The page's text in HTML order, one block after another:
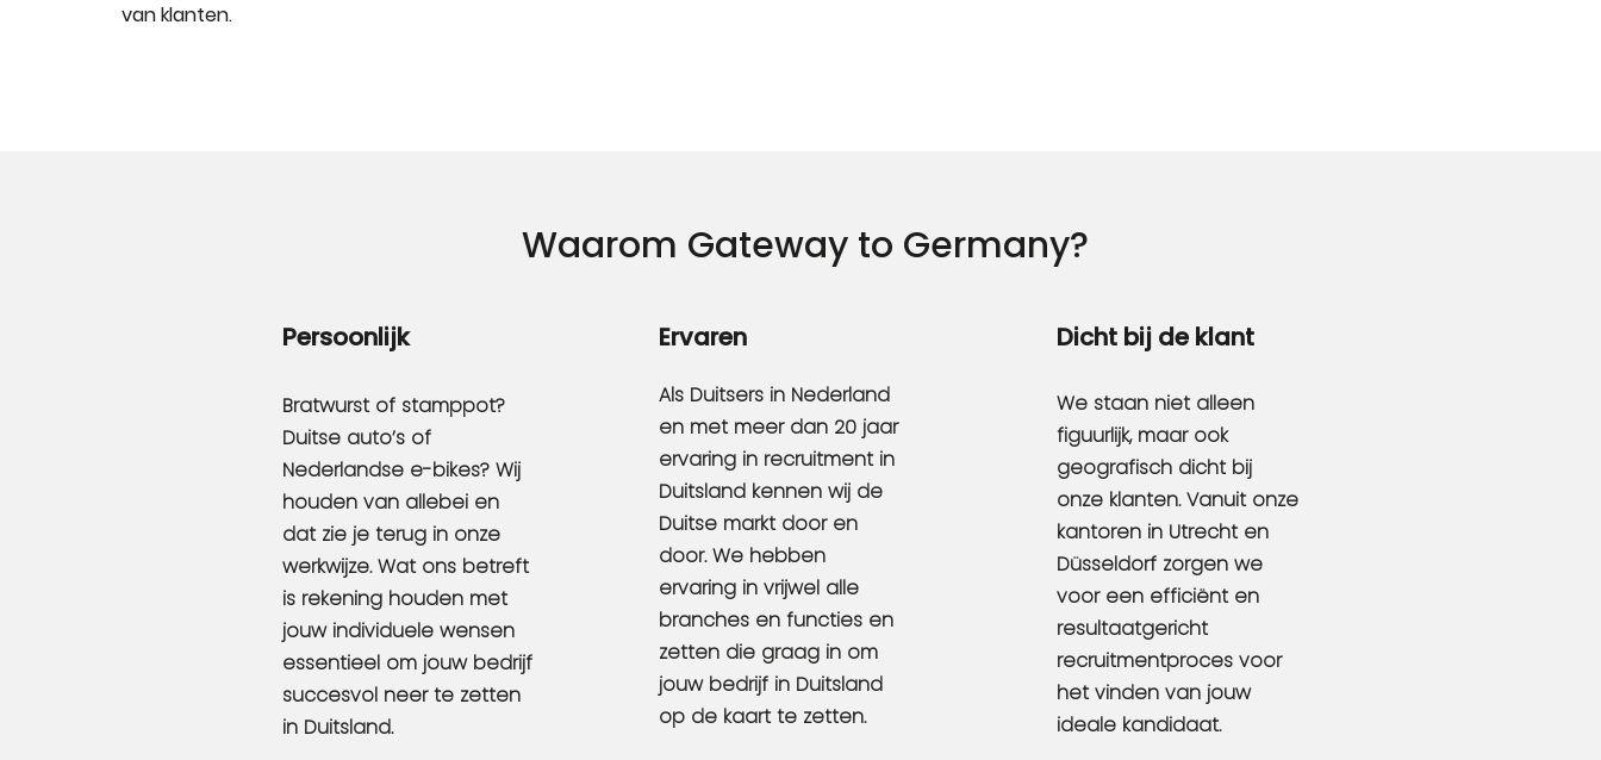
van klanten.
Persoonlijk
Bratwurst of stamppot?
Duitse auto’s of
Nederlandse e-bikes? Wij
houden van allebei en
dat zie je terug in onze
werkwijze. Wat ons betreft
is rekening houden met
jouw individuele wensen
essentieel om jouw bedrijf
succesvol neer te zetten
in Duitsland.
Ervaren
Als Duitsers in Nederland
en met meer dan 20 jaar
ervaring in recruitment in
Duitsland kennen wij de
Duitse markt door en
door. We hebben
ervaring in vrijwel alle
branches en functies en
zetten die graag in om
jouw bedrijf in Duitsland
op de kaart te zetten.
Dicht bij de klant
We staan niet alleen
figuurlijk, maar ook
geografisch dicht bij
onze klanten. Vanuit onze
kantoren in Utrecht en
Düsseldorf zorgen we
voor een efficiënt en
resultaatgericht
recruitmentproces voor
het vinden van jouw
ideale kandidaat.
Waarom Gateway to Germany?